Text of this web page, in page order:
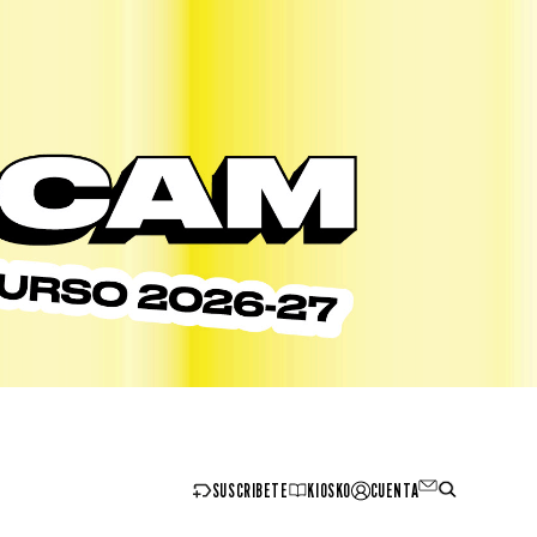
SUSCRIBETE KIOSKO CUENTA